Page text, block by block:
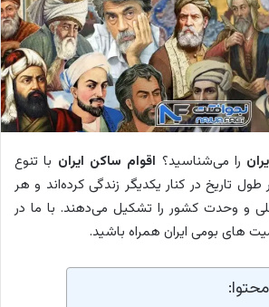
را می‌شناسید؟ اقوام ساکن ایران با تنوع
تاریخ در کنار یکدیگر زندگی کرده‌اند و هر
و وحدت کشور را تشکیل می‌دهند. با ما در
های بومی ایران همراه باشید.